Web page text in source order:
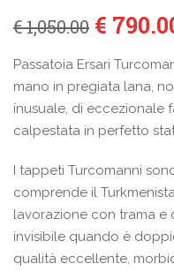
€1,050.00 Il
era:
€
€
Passatoia Ersari
mano in pregiata lana,
inusuale, di eccezionale
calpestata in perfetto
I tappeti Turcomanni
comprende il
lavorazione con trama e
invisibile quando è
qualità eccellente,